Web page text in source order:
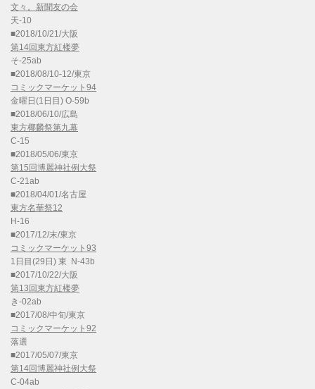
文々。新聞友の会
天-10
■2018/10/21/大阪
第14回東方紅楼夢
そ-25ab
■2018/08/10-12/東京
コミックマーケット94
金曜日(1日目) O-59b
■2018/06/10/広島
東方椰麟祭第九幕
C-15
■2018/05/06/東京
第15回博麗神社例大祭
C-21ab
■2018/04/01/名古屋
東方名華祭12
H-16
■2017/12/末/東京
コミックマーケット93
1日目(29日) 東 N-43b
■2017/10/22/大阪
第13回東方紅楼夢
き-02ab
■2017/08/中旬/東京
コミックマーケット92
落選
■2017/05/07/東京
第14回博麗神社例大祭
C-04ab